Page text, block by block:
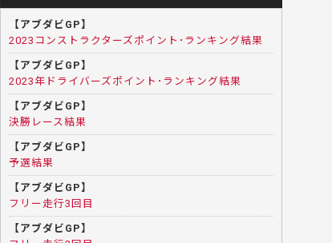
【アブダビGP】
2023コンストラクターズポイント･ランキング結果
【アブダビGP】
2023年ドライバーズポイント･ランキング結果
【アブダビGP】
決勝レース結果
【アブダビGP】
予選結果
【アブダビGP】
フリー走行3回目
【アブダビGP】